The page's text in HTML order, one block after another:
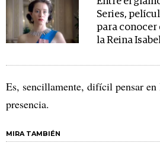
Series,
para conocer
la Reina
Es, sencillamente, difícil pensar
presencia.
MIRA TAMBIÉN